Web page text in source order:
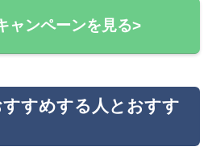
ャンペーンを見る>
すめする人とおすす